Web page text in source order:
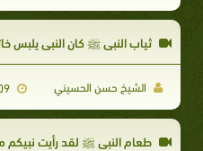
ثياب النبي ﷺ كان النبي يلبس
الشيخ حسن الحسيني 2021-03-09
طعام النبي ﷺ لقد رأيت نبيكم